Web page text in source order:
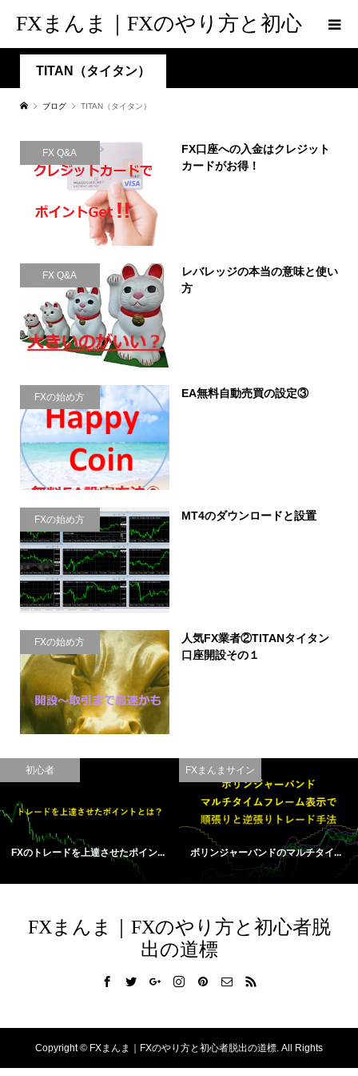
FXまんま｜FXのやり方と初心
者脱出の道標
TITAN（タイタン）
ブログ TITAN（タイタン）
FX Q&A
FX口座への入金はクレジット
カードがお得！
FX Q&A
レバレッジの本当の意味と使い
方
FXの始め方 EA無料自動売買の設定③
FXの始め方 MT4のダウンロードと設置
FXの始め方
人気FX業者②TITANタイタン
口座開設その１
初心者
FXのトレードを上達させたポイン...
FXまんまサイン
ボリンジャーバンドのマルチタイ...
FXまんま｜FXのやり方と初心者脱
出の道標
Copyright © FXまんま｜FXのやり方と初心者脱出の道標. All Rights